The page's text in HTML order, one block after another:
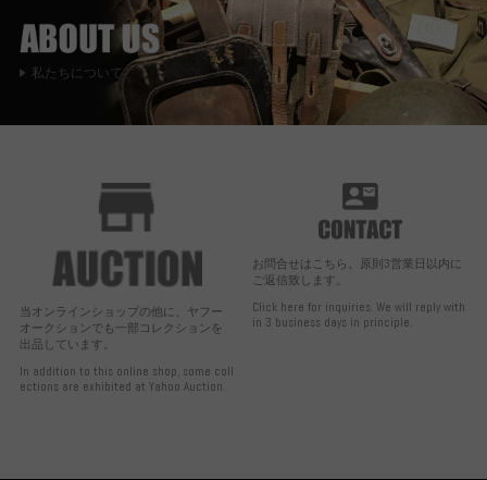
私たちについて
当オンラインショップの他に、ヤフー
オークションでも一部コレクションを
出品しています。
In addition to this online shop, some coll
ections are exhibited at Yahoo Auction.
お問合せはこちら。原則3営業日以内に
ご返信致します。
Click here for inquiries. We will reply with
in 3 business days in principle.